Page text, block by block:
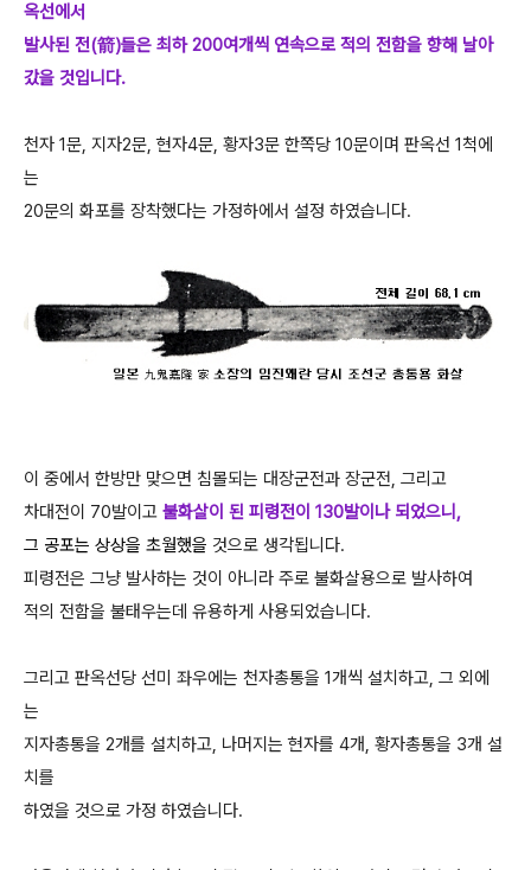
옥선에서
발사된 전(箭)들은 최하 200여개씩 연속으로 적의 전함을 향해 날아
갔을 것입니다.
천자 1문, 지자2문, 현자4문, 황자3문 한쪽당 10문이며 판옥선 1척에
는
20문의 화포를 장착했다는 가정하에서 설정 하였습니다.
이 중에서 한방만 맞으면 침몰되는 대장군전과 장군전, 그리고
차대전이 70발이고 불화살이 된 피령전이 130발이나 되었으니,
그 공포는 상상을 초월했을 것으로 생각됩니다.
피령전은 그냥 발사하는 것이 아니라 주로 불화살용으로 발사하여
적의 전함을 불태우는데 유용하게 사용되었습니다.
그리고 판옥선당 선미 좌우에는 천자총통을 1개씩 설치하고, 그 외에
는
지자총통을 2개를 설치하고, 나머지는 현자를 4개, 황자총통을 3개 설
치를
하였을 것으로 가정 하였습니다.